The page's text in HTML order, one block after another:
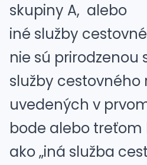
skupiny A, alebo
iné služby
nie sú prirodzenou
služby cestovného
uvedených v
bode alebo
ako „iná služba